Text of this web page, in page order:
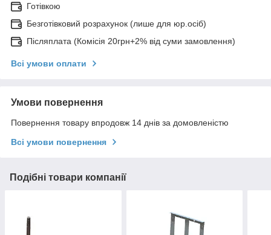
Готівкою
Безготівковий розрахунок (лише для юр.осіб)
Післяплата (Комісія 20грн+2% від суми замовлення)
Всі умови оплати
Умови повернення
Повернення товару впродовж 14 днів за домовленістю
Всі умови повернення
Подібні товари компанії